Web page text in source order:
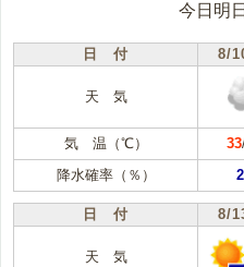
今日明
日 付 8/
天 気
気 温（℃） 33
降水確率（％）
日 付 8/
天 気